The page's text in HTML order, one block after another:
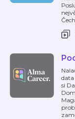
data
si